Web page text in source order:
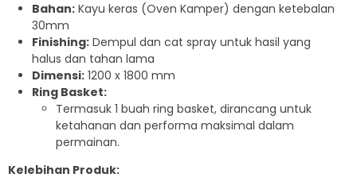
Bahan: Kayu keras (Oven Kamper) dengan ketebalan
30mm
Finishing: Dempul dan cat spray untuk hasil yang
halus dan tahan lama
Dimensi: 1200 x 1800 mm
Ring Basket:
Termasuk 1 buah ring basket, dirancang untuk
ketahanan dan performa maksimal dalam
permainan.
Kelebihan Produk: